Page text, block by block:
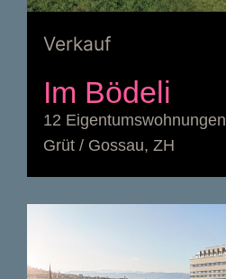
Verkauf
Im Bödeli
12 Eigentumswohnungen
Grüt / Gossau, ZH